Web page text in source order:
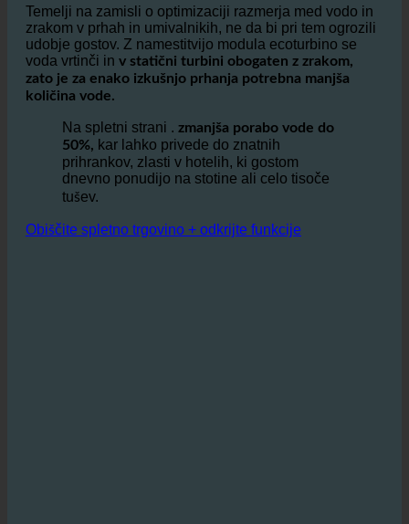
modul, ki se integrira v obstoječe glave za prhanje in
pipe.
Temelji na zamisli o optimizaciji razmerja med vodo in
zrakom v prhah in umivalnikih, ne da bi pri tem ogrozili
udobje gostov. Z namestitvijo modula ecoturbino se
voda vrtinči in
zato je za enako izkušnjo prhanja potrebna manjša
količina vode.
Na spletni strani .zmanjša porabo vode do
50%,kar lahko privede do znatnih
prihrankov, zlasti v hotelih, ki gostom
tušev.